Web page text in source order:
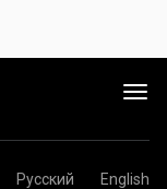
English
Русский